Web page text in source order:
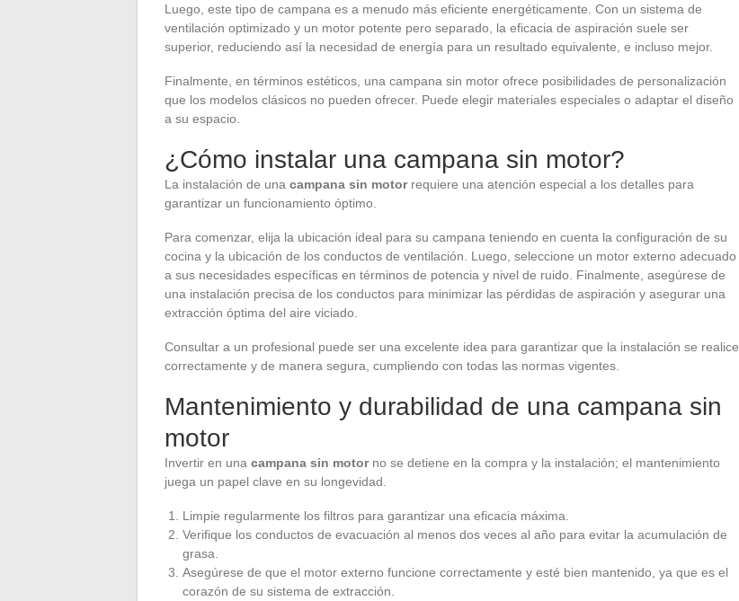
Luego, este tipo de campana es a menudo más eficiente energéticamente. Con un sistema de
ventilación optimizado y un motor potente pero separado, la eficacia de aspiración suele ser
superior, reduciendo así la necesidad de energía para un resultado equivalente, e incluso mejor.
Finalmente, en términos estéticos, una campana sin motor ofrece posibilidades de personalización
que los modelos clásicos no pueden ofrecer. Puede elegir materiales especiales o adaptar el diseño
a su espacio.
¿Cómo instalar una campana sin motor?
La instalación de una campana sin motorrequiere una atención especial a los detalles para
garantizar un funcionamiento óptimo.
Para comenzar, elija la ubicación ideal para su campana teniendo en cuenta la configuración de su
cocina y la ubicación de los conductos de ventilación. Luego, seleccione un motor externo adecuado
a sus necesidades específicas en términos de potencia y nivel de ruido. Finalmente, asegúrese de
una instalación precisa de los conductos para minimizar las pérdidas de aspiración y asegurar una
extracción óptima del aire viciado.
Consultar a un profesional puede ser una excelente idea para garantizar que la instalación se realice
correctamente y de manera segura, cumpliendo con todas las normas vigentes.
Mantenimiento y durabilidad de una campana sin
motor
Invertir en una campana sin motorno se detiene en la compra y la instalación; el mantenimiento
juega un papel clave en su longevidad.
Limpie regularmente los filtros para garantizar una eficacia máxima.
Verifique los conductos de evacuación al menos dos veces al año para evitar la acumulación de
grasa.
Asegúrese de que el motor externo funcione correctamente y esté bien mantenido, ya que es el
corazón de su sistema de extracción.